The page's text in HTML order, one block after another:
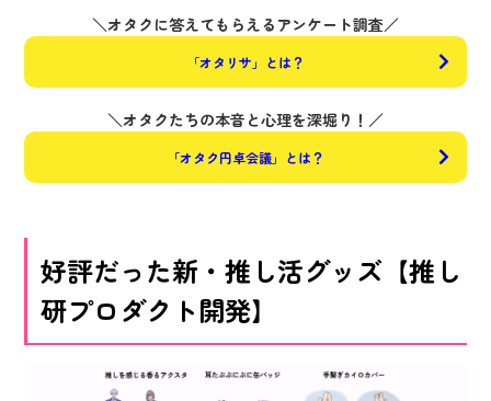
＼オタクに答えてもらえるアンケート調査／
「オタリサ」とは？
＼オタクたちの本音と心理を深堀り！／
「オタク円卓会議」とは？
好評だった新・推し活グッズ【推し
研プロダクト開発】